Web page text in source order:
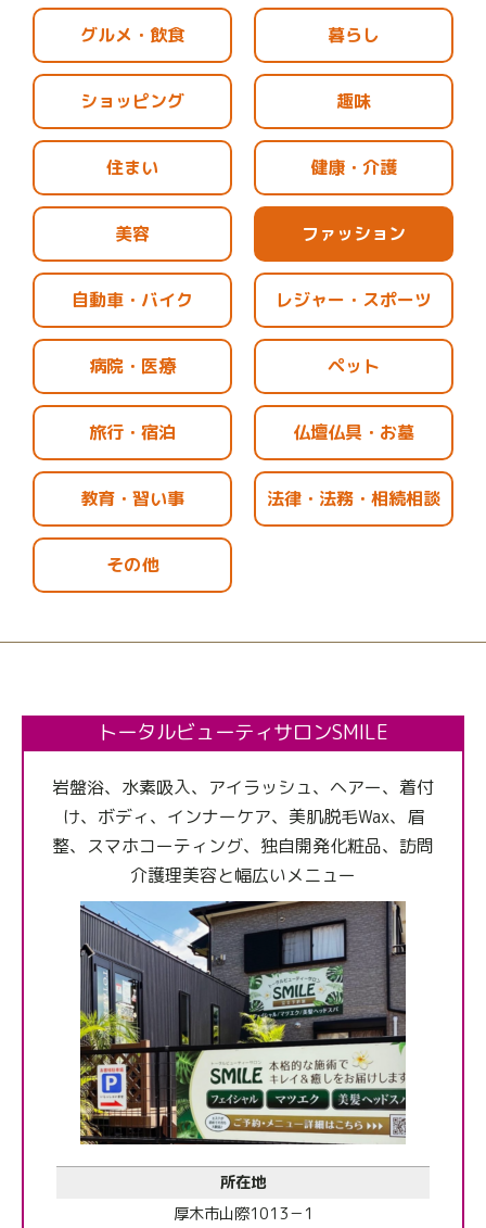
グルメ・飲食 暮らし
ショッピング 趣味
住まい 健康・介護
美容 ファッション
自動車・バイク レジャー・スポーツ
病院・医療 ペット
旅行・宿泊 仏壇仏具・お墓
教育・習い事 法律・法務・相続相談
その他
トータルビューティサロンSMILE
岩盤浴、水素吸入、アイラッシュ、ヘアー、着付
け、ボディ、インナーケア、美肌脱毛Wax、眉
整、スマホコーティング、独自開発化粧品、訪問
介護理美容と幅広いメニュー
所在地
厚木市山際1013－1